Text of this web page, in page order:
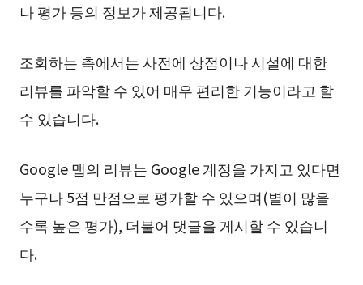
나 평가 등의 정보가 제공됩니다.
조회하는 측에서는 사전에 상점이나 시설에 대한
리뷰를 파악할 수 있어 매우 편리한 기능이라고 할
수 있습니다.
Google 맵의 리뷰는 Google 계정을 가지고 있다면
누구나 5점 만점으로 평가할 수 있으며(별이 많을
수록 높은 평가), 더불어 댓글을 게시할 수 있습니
다.